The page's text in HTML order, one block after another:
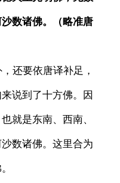
数诸佛。（略准唐
还要依唐译补足，
说到了十方佛。因
就是东南、西南、
数诸佛。这里合为